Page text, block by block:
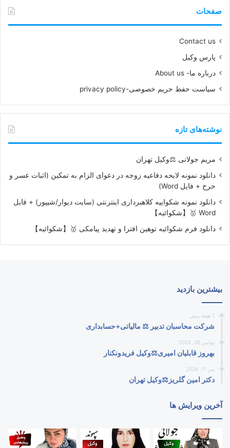
صفحات
Contact us
پارس وکیل
درباره ما- About us
سیاست حفظ حریم خصوصی-privacy policy
نوشته‌های تازه
مریم جولانی ⚖️وکیل تهران
دانلود نمونه لایحه دفاعیه زوجه در دعوای الزام به تمکین (اثبات عسر و
حرج + فایل Word)
دانلود نمونه شکواییه کلاهبرداری اینترنتی (سایت دیوار/شیپور) + فایل
Word 🥇【شکوائیه】
دانلود فرم شکوائیه توهین افترا و تهدید پیامکی 🥇【شکوائیه】
بیشترین بازدید
1 هفته پیش
شرکت محاسبان تدبیر ⚖️ مالیاتی+حسابداری
نوامبر 26, 2025
بهروز قابلیان امیری⚖️وکیل فریدونکنار
می 11, 2026
دکتر امین گلریز⚖️وکیل تهران
آخرین ویرایش ها